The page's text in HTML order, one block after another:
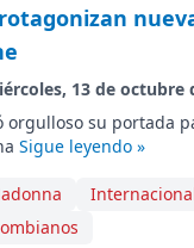
13 de octubre
orgulloso su portada
Sigue leyendo »